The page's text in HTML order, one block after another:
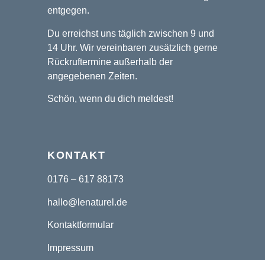
entgegen.
Du erreichst uns täglich zwischen 9 und
14 Uhr. Wir vereinbaren zusätzlich gerne
Rückruftermine außerhalb der
angegebenen Zeiten.
Schön, wenn du dich meldest!
KONTAKT
0176 – 617 88173
hallo@lenaturel.de
Kontaktformular
Impressum